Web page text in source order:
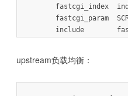
fastcgi_index
fastcgi_param
include
upstream负载均衡：